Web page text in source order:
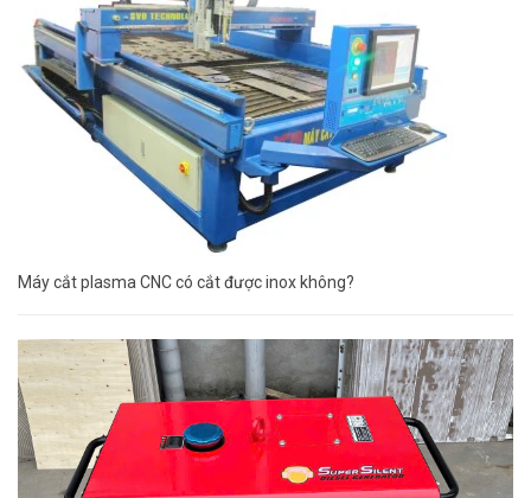
Máy cắt plasma CNC có cắt được inox không?